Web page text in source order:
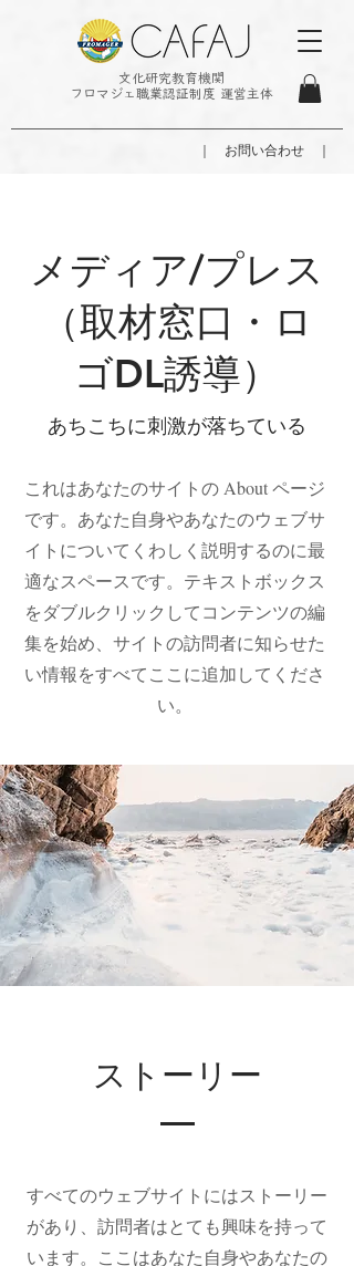
｜ お問い合わせ ｜
文化研究教育機関
フロマジェ職業認証制度 運営主体
メディア/プレス
（取材窓口・ロ
ゴDL誘導）
あちこちに刺激が落ちている
これはあなたのサイトの About ページ
です。あなた自身やあなたのウェブサ
イトについてくわしく説明するのに最
適なスペースです。テキストボックス
をダブルクリックしてコンテンツの編
集を始め、サイトの訪問者に知らせた
い情報をすべてここに追加してくださ
い。
ストーリー
すべてのウェブサイトにはストーリー
があり、訪問者はとても興味を持って
います。ここはあなた自身やあなたの